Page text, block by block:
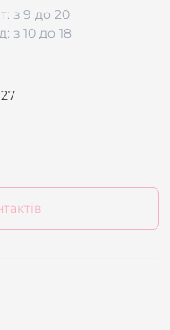
з 9 до 20
з 10 до 18